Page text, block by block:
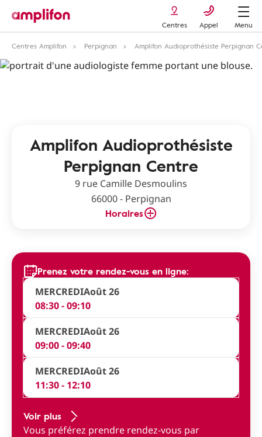
Centres Appel
Menu
Centres Amplifon
Perpignan Amplifon Audioprothésiste Perpignan
Amplifon Audioprothésiste
Perpignan Centre
9 rue Camille Desmoulins
66000 - Perpignan
Horaires
Prenez votre rendez-vous en ligne:
MERCREDIAoût 26
08:30 - 09:10
MERCREDIAoût 26
09:00 - 09:40
MERCREDIAoût 26
11:30 - 12:10
Voir plus
Vous préférez prendre rendez-vous par